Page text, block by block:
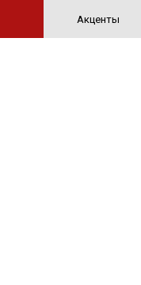
Акценты